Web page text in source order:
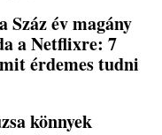
Száz év magány
a Netflixre: 7
érdemes tudni
könnyek